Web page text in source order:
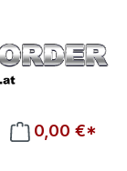
Produkte auf
0,00 €*